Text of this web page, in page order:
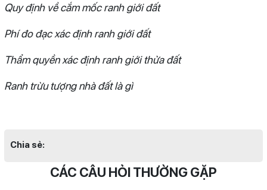
Quy định về cắm mốc ranh giới đất
Phí đo đạc xác định ranh giới đất
Thẩm quyền xác định ranh giới thửa đất
Ranh trừu tượng nhà đất là gì
Chia sẻ:
CÁC CÂU HỎI THƯỜNG GẶP